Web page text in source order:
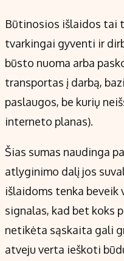
Būtinosios išlaidos tai
tvarkingai gyventi ir
būsto nuoma arba
transportas į darbą,
paslaugos, be kurių
interneto planas).
Šias sumas naudinga
atlyginimo dalį jos
išlaidoms tenka
signalas, kad bet koks
netikėta sąskaita gali
atveju verta ieškoti